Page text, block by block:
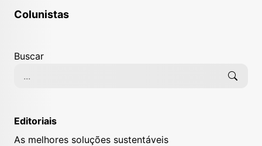
Colunistas
Buscar
Editoriais
As melhores soluções sustentáveis